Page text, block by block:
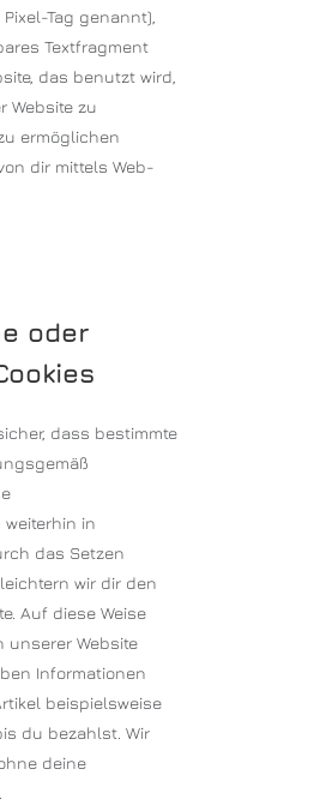
Tag genannt),
Textfragment
das benutzt wird,
Website zu
ermöglichen
dir mittels Web-
oder
dass bestimmte
in
das Setzen
wir dir den
Auf diese Weise
unserer Website
Informationen
beispielsweise
du bezahlst. Wir
deine